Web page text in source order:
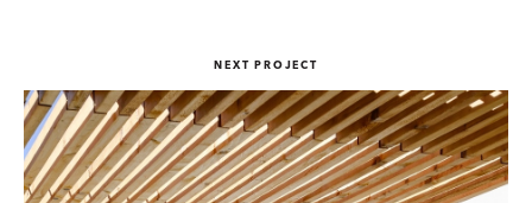
NEXT PROJECT